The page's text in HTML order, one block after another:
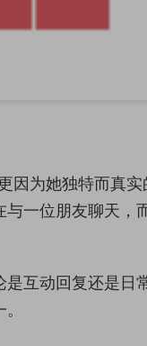
因为她独特而真实
一位朋友聊天，
互动回复还是日